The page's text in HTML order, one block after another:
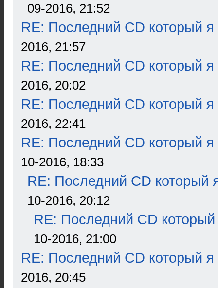
09-2016, 21:52
RE: Последний CD который я
2016, 21:57
RE: Последний CD который я
2016, 20:02
RE: Последний CD который я
2016, 22:41
RE: Последний CD который я
10-2016, 18:33
RE: Последний CD который
10-2016, 20:12
RE: Последний CD который
10-2016, 21:00
RE: Последний CD который я
2016, 20:45